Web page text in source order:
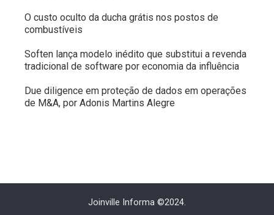
O custo oculto da ducha grátis nos postos de
combustíveis
Soften lança modelo inédito que substitui a revenda
tradicional de software por economia da influência
Due diligence em proteção de dados em operações
de M&A, por Adonis Martins Alegre
Joinville Informa ©2024.